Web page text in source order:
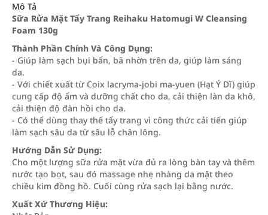
Mô Tả
Sữa Rửa Mặt Tẩy Trang Reihaku Hatomugi W Cleansing
Foam 130g
Thành Phần Chính Và Công Dụng:
- Giúp làm sạch bụi bẩn, bã nhờn trên da, giúp làm sáng
da.
- Với chiết xuất từ Coix lacryma-jobi ma-yuen (Hạt Ý Dĩ) giúp
cung cấp độ ẩm và dưỡng chất cho da, cải thiện làn da khô,
cải thiện độ đàn hồi cho da.
- Có thể dùng thay thế tẩy trang vì công thức cải tiến giúp
làm sạch sâu da từ sâu lỗ chân lông.
Hướng Dẫn Sử Dụng:
Cho một lượng sữa rửa mặt vừa đủ ra lòng bàn tay và thêm
nước tạo bọt, sau đó massage nhẹ nhàng da mặt theo
chiều kim đồng hồ. Cuối cùng rửa sạch lại bằng nước.
Xuất Xứ Thương Hiệu: